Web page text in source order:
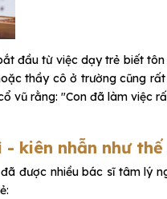
đầu từ việc dạy trẻ biết
thầy cô ở trường cũng
vũ rằng: "Con đã làm việc
kiên nhẫn như thế
được nhiều bác sĩ tâm lý